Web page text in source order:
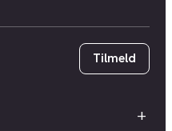
Tilmeld